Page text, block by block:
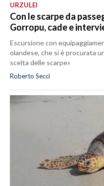
URZULEI
Con le scarpe da
Gorropu, cade e
Escursione con
olandese, che si è procurata
scelta delle scarpe»
Roberto Secci